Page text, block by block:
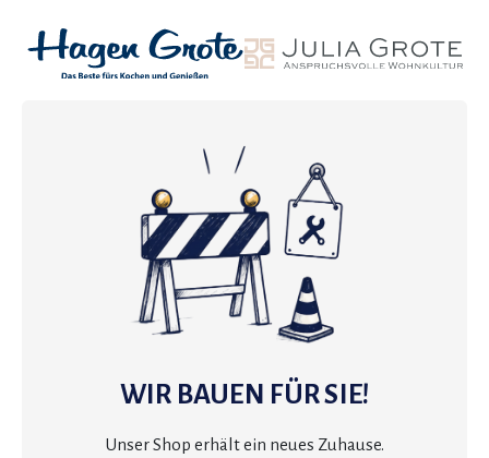
WIR BAUEN FÜR SIE!
Unser Shop erhält ein neues Zuhause.